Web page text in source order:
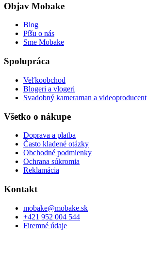
Objav Mobake
Blog
Píšu o nás
Sme Mobake
Spolupráca
Veľkoobchod
Blogeri a vlogeri
Svadobný kameraman a videoproducent
Všetko o nákupe
Doprava a platba
Často kladené otázky
Obchodné podmienky
Ochrana súkromia
Reklamácia
Kontakt
mobake@mobake.sk
+421 952 004 544
Firemné údaje